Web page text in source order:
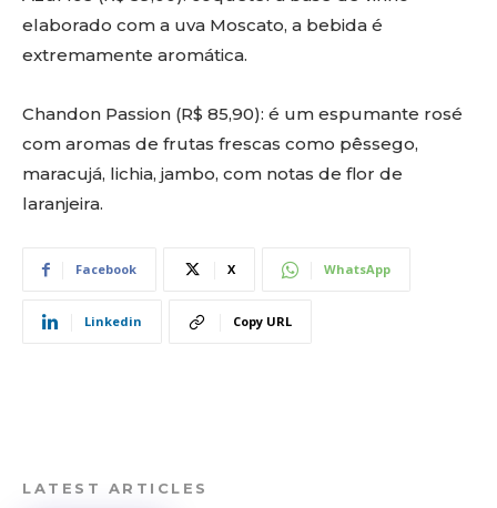
elaborado com a uva Moscato, a bebida é
extremamente aromática.
Chandon Passion (R$ 85,90): é um espumante rosé
com aromas de frutas frescas como pêssego,
maracujá, lichia, jambo, com notas de flor de
laranjeira.
Facebook X WhatsApp
Linkedin Copy URL
LATEST ARTICLES